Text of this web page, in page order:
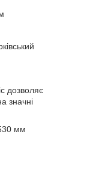
дозволяє
значні
мм